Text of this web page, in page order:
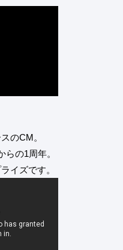
のCM。
の1周年。
イズです。